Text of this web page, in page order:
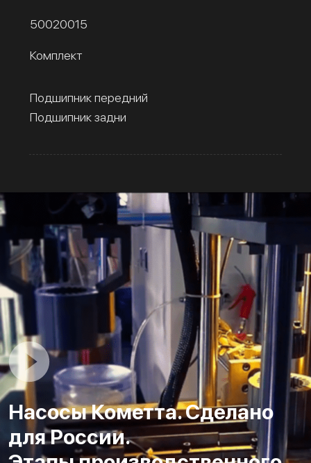
50020015
Комплект
Подшипник передний
Подшипник задни
Насосы Кометта. Сделано
для России.